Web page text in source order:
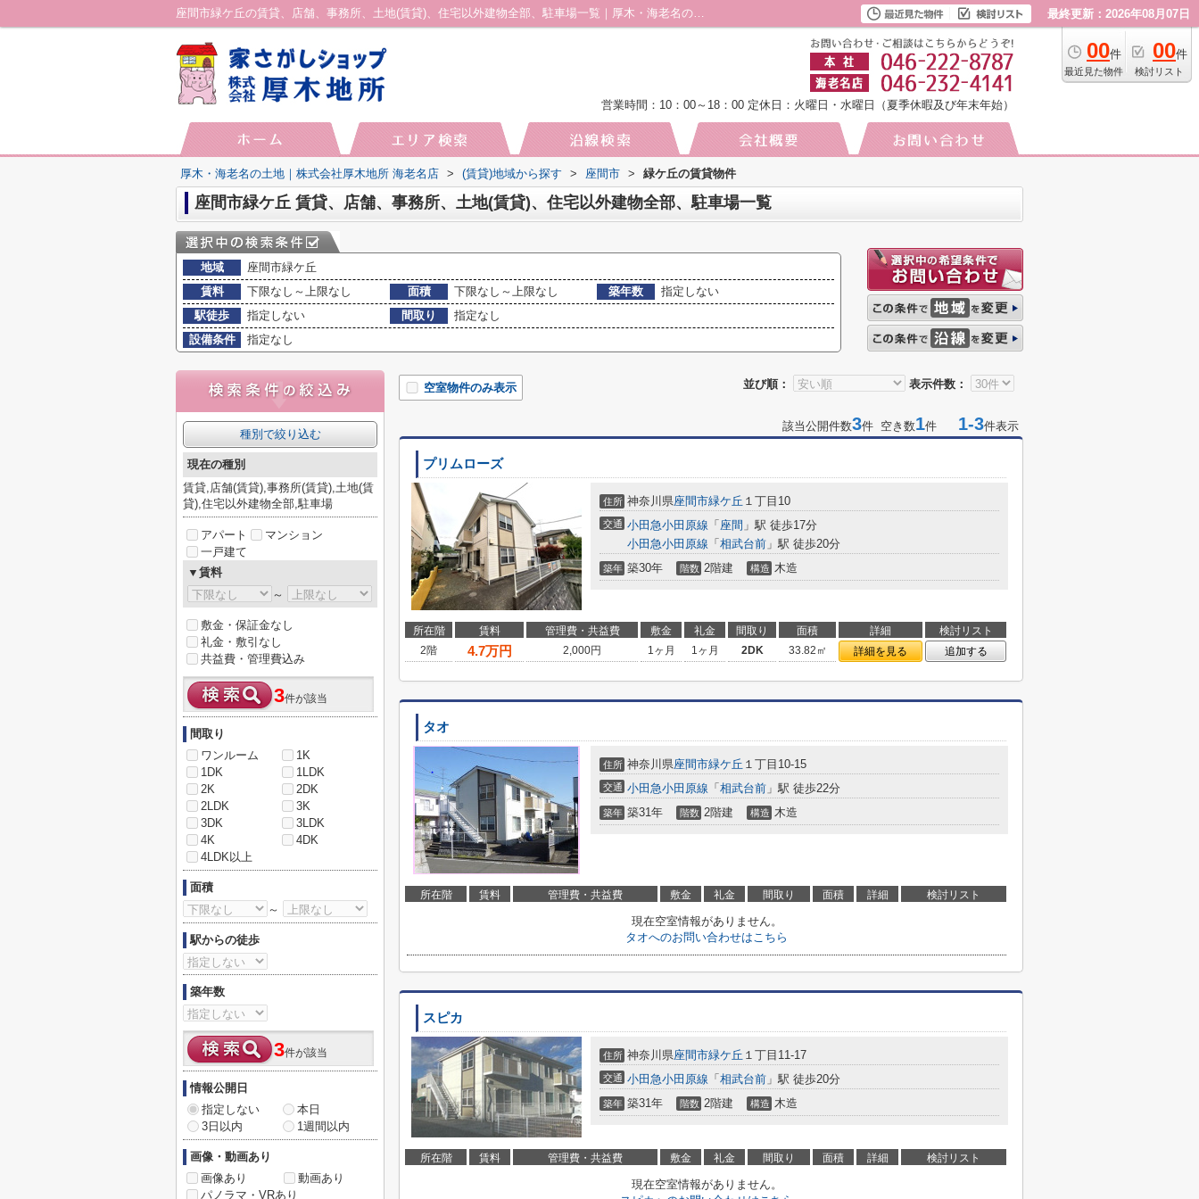
座間市緑ケ丘の賃貸、店舗、事務所、土地(賃貸)、住宅以外建物全部、駐車場一覧｜厚木・海老名の土地｜株式会社厚木地所 海老名店 最終更新：2026年08月07日
00件
最近見た物件
00件
検討リスト
営業時間：10：00～18：00 定休日：火曜日・水曜日（夏季休暇及び年末年始）
厚木・海老名の土地｜株式会社厚木地所 海老名店 > (賃貸)地域から探す > 座間市 > 緑ケ丘の賃貸物件
座間市緑ケ丘 賃貸、店舗、事務所、土地(賃貸)、住宅以外建物全部、駐車場一覧
地域
座間市緑ケ丘
賃料
下限なし～上限なし 面積 下限なし～上限なし 築年数
指定しない
駅徒歩
指定しない 間取り
指定なし
設備条件
指定なし
並び順： 表示件数：
空室物件のみ表示
該当公開件数3件 空き数1件 1-3件表示
プリムローズ
住所 神奈川県座間市緑ケ丘 １丁目10
交通 小田急小田原線 「 座間 」駅 徒歩17分
小田急小田原線 「 相武台前 」駅 徒歩20分
築年 築30年 階数 2階建 構造 木造
所在階 賃料 管理費・共益費 敷金 礼金 間取り 面積 詳細
検討リスト
2階
4.7万円 2,000円 1ヶ月 1ヶ月 2DK 33.82㎡ 詳細を見る 追加する
タオ
住所 神奈川県座間市緑ケ丘 １丁目10-15
交通 小田急小田原線 「 相武台前 」駅 徒歩22分
築年 築31年 階数 2階建 構造 木造
所在階 賃料 管理費・共益費 敷金 礼金 間取り 面積 詳細 検討リスト
現在空室情報がありません。
タオへのお問い合わせはこちら
スピカ
住所 神奈川県座間市緑ケ丘 １丁目11-17
交通 小田急小田原線 「 相武台前 」駅 徒歩20分
築年 築31年 階数 2階建 構造 木造
所在階 賃料 管理費・共益費 敷金 礼金 間取り 面積 詳細 検討リスト
現在空室情報がありません。
種別で絞り込む
現在の種別
賃貸,店舗(賃貸),事務所(賃貸),土地(賃
貸),住宅以外建物全部,駐車場
アパート
マンション
一戸建て
▼賃料
～
敷金・保証金なし
礼金・敷引なし
共益費・管理費込み
3件が該当
間取り
ワンルーム
1K
1DK
1LDK
2K
2DK
2LDK
3K
3DK
3LDK
4K
4DK
4LDK以上
面積
～
駅からの徒歩
築年数
3件が該当
情報公開日
指定しない
本日
3日以内
1週間以内
画像・動画あり
画像あり
動画あり
パノラマ・VRあり